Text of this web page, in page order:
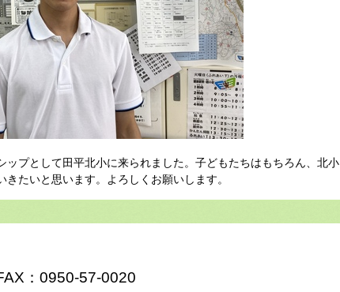
プとして田平北小に来られました。子どもたちはもちろん、北小
たいと思います。よろしくお願いします。
：0950-57-0020